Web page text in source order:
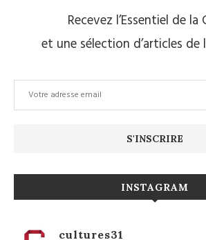
Recevez l’Essentiel de la
et une sélection d’articles
INSTAGRAM
cultures31